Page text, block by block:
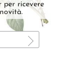
per ricevere